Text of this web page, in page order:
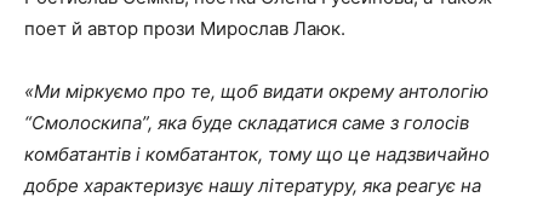
поет й автор прози Мирослав Лаюк.
«Ми міркуємо про те, щоб видати окрему антологію
“Смолоскипа”, яка буде складатися саме з голосів
комбатантів і комбатанток, тому що це надзвичайно
добре характеризує нашу літературу, яка реагує на